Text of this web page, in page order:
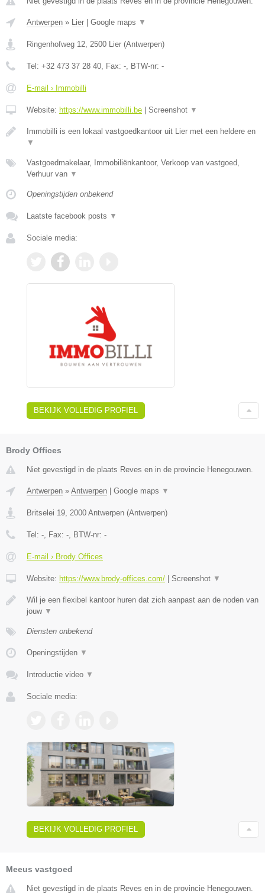
Antwerpen » Lier Google maps ▼
Ringenhofweg 12, 2500 Lier (Antwerpen)
Tel: +32 473 37 28 40, Fax: -, BTW-nr: -
E-mail › Immobilli
Website: https://www.immobilli.be Screenshot ▼
Immobilli is een lokaal vastgoedkantoor uit Lier met een heldere en
▼
Vastgoedmakelaar, Immobiliënkantoor, Verkoop van vastgoed,
Verhuur van ▼
Openingstijden onbekend
Laatste facebook posts ▼
Sociale media:
BEKIJK VOLLEDIG PROFIEL
Brody Offices
Niet gevestigd in de plaats Reves en in de provincie Henegouwen.
Antwerpen » Antwerpen Google maps ▼
Britselei 19, 2000 Antwerpen (Antwerpen)
Tel: -, Fax: -, BTW-nr: -
E-mail › Brody Offices
Website: https://www.brody-offices.com/ Screenshot ▼
Wil je een flexibel kantoor huren dat zich aanpast aan de noden van
jouw ▼
Diensten onbekend
Openingstijden ▼
Introductie video ▼
Sociale media:
BEKIJK VOLLEDIG PROFIEL
Meeus vastgoed
Niet gevestigd in de plaats Reves en in de provincie Henegouwen.